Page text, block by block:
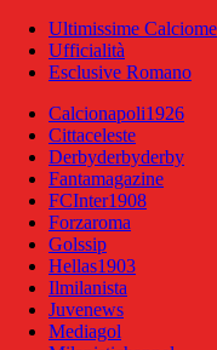
Ultimissime
Ufficialità
Esclusive Romano
Calcionapoli1926
Cittaceleste
Derbyderbyderby
Fantamagazine
FCInter1908
Forzaroma
Golssip
Hellas1903
Ilmilanista
Juvenews
Mediagol